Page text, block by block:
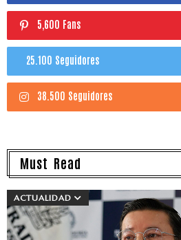
5,600 Fans
25.100 Seguidores
38.500 Seguidores
Must Read
ACTUALIDAD